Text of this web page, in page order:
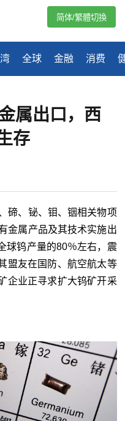
全球 金融 消费
简体/繁體切換
属出口，西
存
碲、铋、钼、铟相关物项
金属产品及其技术实施出
球钨产量的80％左右，震
盟友在国防、航空航太等
企业正寻求扩大钨矿开采